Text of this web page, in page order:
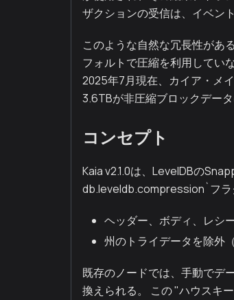
ザクションの受信は、イベン
このような自然な冗長性があ
フォルトで圧縮を利用してい
2025年7月現在、カイア・メ
3.6TBが非圧縮ブロックデータ
コンセプト
Kaia v2.1.0は、LevelDBの
db.leveldb.compression`フラ
ヘッダー、ボディ、レシ
州のトライデータを除外
既存のノードでは、手動でデ
換えられる。 この "ハウスキ